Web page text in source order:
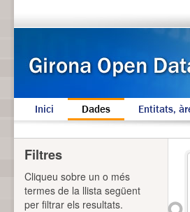
Inici Dades Entitats,
Filtres
Cliqueu sobre un o més
termes de la llista següent
per filtrar els resultats.